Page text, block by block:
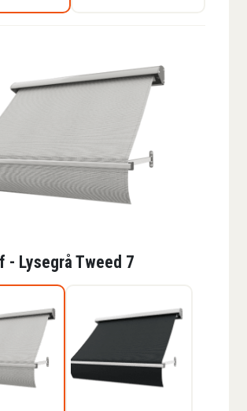
- Lysegrå Tweed 7